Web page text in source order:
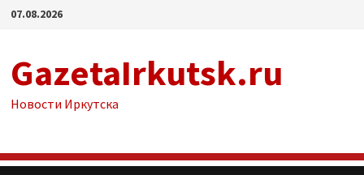
Перейти
07.08.2026
GazetaIrkutsk.ru
Новости Иркутска